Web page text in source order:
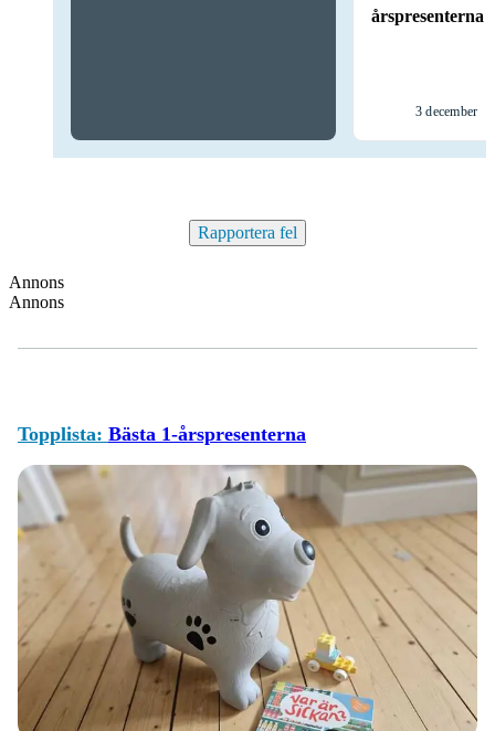
årspresenterna
3 december
Rapportera fel
Annons
Annons
Topplista: Bästa 1-årspresenterna